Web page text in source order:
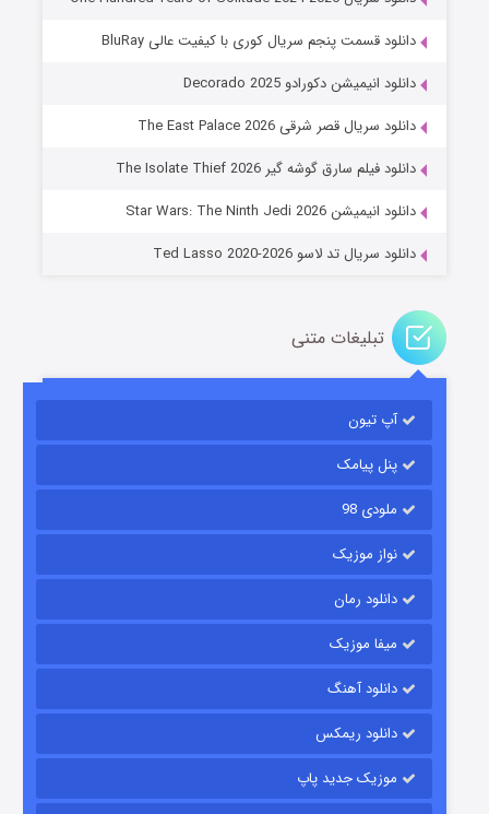
جادوگری در مغولستان
قسمت۱۴ (زیرنویس) منتشر شد
رویایی برای تو
قسمت
دانلود قسمت پنجم سریال کوری با کیفیت عالی BluRay
دانلود انیمیشن دکورادو Decorado 2025
دانلود سریال قصر شرقی The East Palace 2026
دانلود فیلم سارق گوشه گیر The Isolate Thief 2026
دانلود انیمیشن Star Wars: The Ninth Jedi 2026
دانلود سریال تد لاسو Ted Lasso 2020-2026
تبلیغات متنی
آپ تیون
پنل پیامک
ملودی 98
نواز موزیک
دانلود رمان
میفا موزیک
دانلود آهنگ
دانلود ریمکس
موزیک جدید پاپ